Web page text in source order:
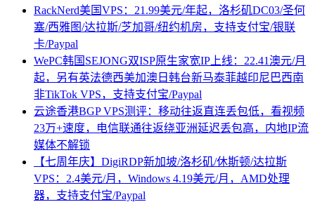
RackNerd美国VPS：21.99美元/年起，洛杉矶DC03/圣何
塞/西雅图/达拉斯/芝加哥/纽约机房，支持支付宝/银联
卡/Paypal
WePC韩国SEJONG双ISP原生家宽IP上线：22.41澳元/月
起，另有英法德西美加澳日韩台新马泰菲越印尼巴西南
非TikTok VPS，支持支付宝/Paypal
云途香港BGP VPS测评：移动往返直连丢包低，看视频
23万+速度，电信联通往返绕亚洲延迟丢包高，内地IP流
媒体不解锁
【七周年庆】DigiRDP新加坡/洛杉矶/休斯顿/达拉斯
VPS：2.4美元/月，Windows 4.19美元/月，AMD处理
器，支持支付宝/Paypal